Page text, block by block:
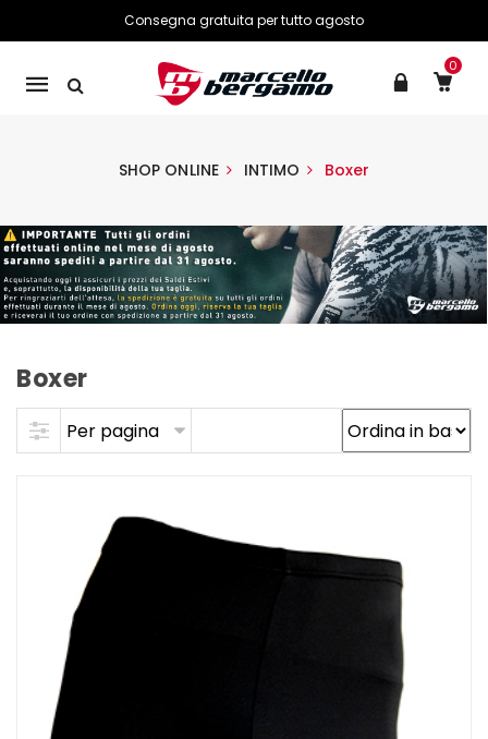
Consegna gratuita per tutto agosto
Mobile
0
SHOP ONLINE INTIMO Boxer
Skip to content
Boxer
Per pagina